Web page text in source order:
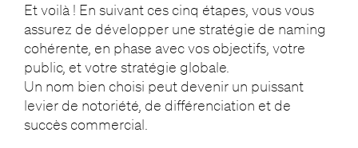
Et voilà ! En suivant ces cinq étapes, vous vous
assurez de développer une stratégie de naming
cohérente, en phase avec vos objectifs, votre
public, et votre stratégie globale.
Un nom bien choisi peut devenir un puissant
levier de notoriété, de différenciation et de
succès commercial.